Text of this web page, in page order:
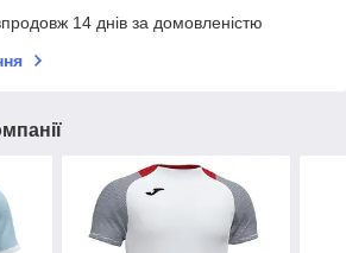
14 днів за домовленістю